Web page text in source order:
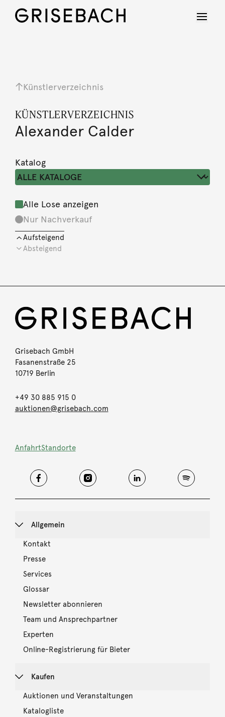
Künstlerverzeichnis
KÜNSTLERVERZEICHNIS
Alexander Calder
Katalog
Alle Lose anzeigen
Nur Nachverkauf
Aufsteigend
Absteigend
Grisebach GmbH
Fasanenstraße 25
10719 Berlin
+49 30 885 915 0
auktionen@grisebach.com
AnfahrtStandorte
Allgemein
Kontakt
Presse
Services
Glossar
Newsletter abonnieren
Team und Ansprechpartner
Experten
Online-Registrierung für Bieter
Kaufen
Auktionen und Veranstaltungen
Katalogliste